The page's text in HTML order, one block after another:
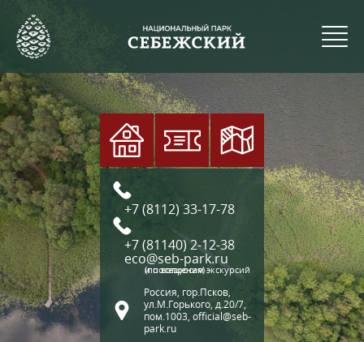
+7 (8112) 33-17-78
+7 (81140) 2-12-38
eco@seb-park.ru
(по вопросам экскурсий и посещения)
Россия, гор.Псков,
ул.М.Горького, д.20/7,
пом.1003, official@seb-
park.ru